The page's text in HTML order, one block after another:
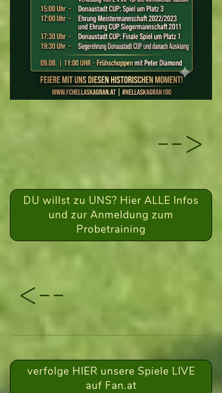
-->
DU willst zu UNS? Hier ALLE Infos
und zur Anmeldung zum
Probetraining
<--
verfolge HIER unsere Spiele LIVE
auf Fan.at